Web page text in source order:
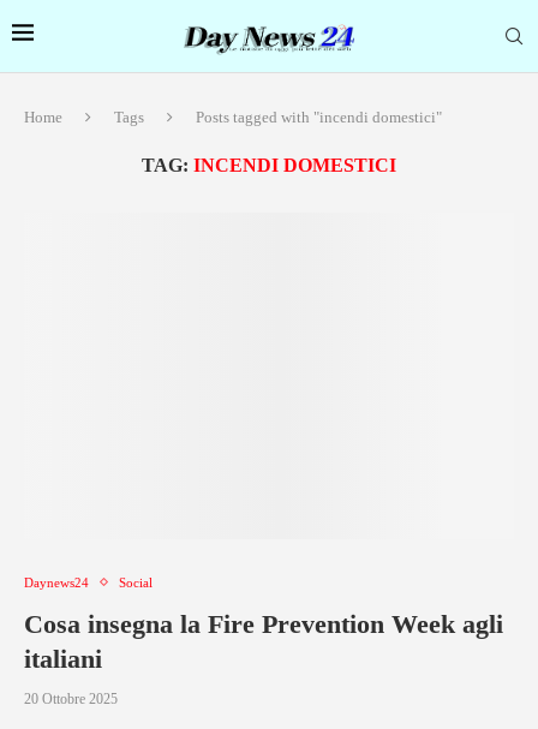
Home Tags Posts tagged with "incendi domestici"
TAG: INCENDI DOMESTICI
Daynews24 Social
Cosa insegna la Fire Prevention Week agli
italiani
20 Ottobre 2025